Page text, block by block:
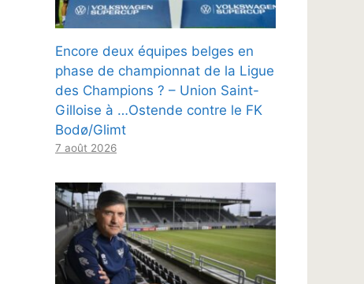
Encore deux équipes belges en
phase de championnat de la Ligue
des Champions ? – Union Saint-
Gilloise à …Ostende contre le FK
Bodø/Glimt
7 août 2026